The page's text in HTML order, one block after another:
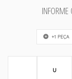
+1 PEÇA
U